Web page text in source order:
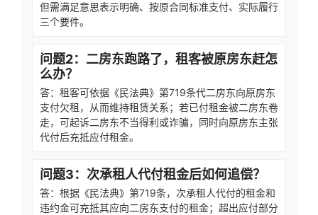
但需满足意思表示明确、按原合同标准支付、实际履行
三个要件。
问题2：二房东跑路了，租客被原房东赶怎
么办？
答：租客可依据《民法典》第719条代二房东向原房东
支付欠租，从而维持租赁关系；若已付租金被二房东卷
走，可起诉二房东不当得利或诈骗，同时向原房东主张
代付后充抵应付租金。
问题3：次承租人代付租金后如何追偿？
答：根据《民法典》第719条，次承租人代付的租金和
违约金可充抵其应向二房东支付的租金；超出应付部分